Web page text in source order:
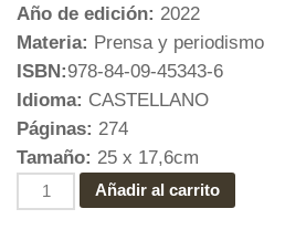
Año de edición: 2022
Materia: Prensa y periodismo
ISBN:978-84-09-45343-6
Idioma: CASTELLANO
Páginas: 274
Tamaño: 25 x 17,6cm
Huellas
de
Añadir al carrito